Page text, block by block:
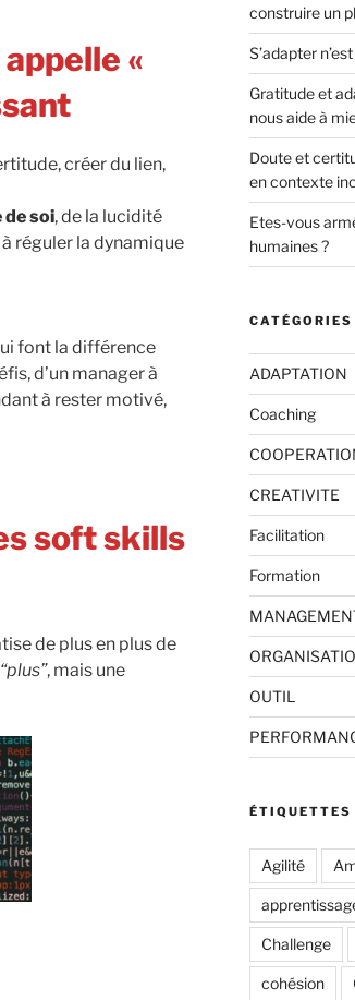
«
créer du lien,
de soi, de la lucidité
réguler la dynamique
font la différence
d’un manager à
à rester motivé,
soft skills
de plus en plus de
“plus”, mais une
construire un
S’adapter
Gratitude et
nous aide à
Doute et
en contexte
Etes-vous
humaines ?
CATÉGORIES
ADAPTATION
Coaching
CREATIVITE
Facilitation
Formation
OUTIL
ÉTIQUETTES
Agilité
Challenge
cohésion